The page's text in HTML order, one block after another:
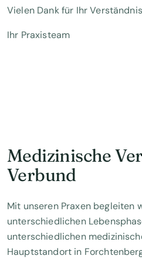
Vielen Dank für Ihr
Ihr Praxisteam
Medizinische
Verbund
Mit unseren Praxen begleiten
unterschiedlichen
unterschiedlichen
Hauptstandort in